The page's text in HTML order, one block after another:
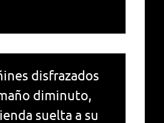
disfrazados
diminuto,
suelta a su